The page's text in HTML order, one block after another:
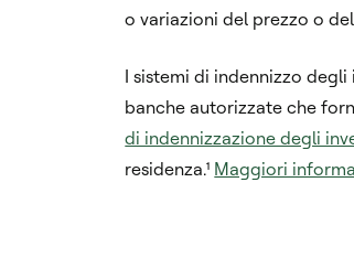
o variazioni del prezzo o
I sistemi di indennizzo
banche autorizzate che
di indennizzazione degli
residenza.¹ Maggiori